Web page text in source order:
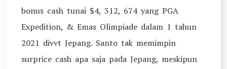
bonus cash tunai $4, 312, 674 yang PGA
Expedition, & Emas Olimpiade dalam 1 tahun
2021 divvt Jepang. Santo tak memimpin
surprice cash apa saja pada Jepang, meskipun